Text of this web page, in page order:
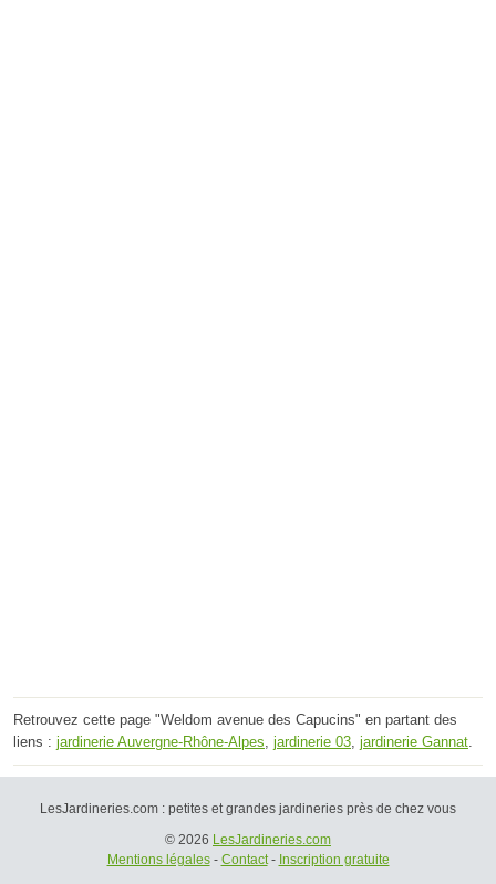
Retrouvez cette page "Weldom avenue des Capucins" en partant des
liens : jardinerie Auvergne-Rhône-Alpes jardinerie 03 jardinerie Gannat
LesJardineries.com : petites et grandes jardineries près de chez vous
© 2026 LesJardineries.com
Mentions légales- Contact- Inscription gratuite